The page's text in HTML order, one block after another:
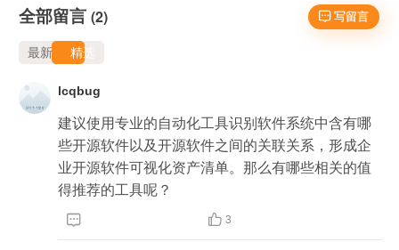
 写留言
全部留言 (2)
最新 精选
lcqbug
建议使用专业的自动化工具识别软件系统中含有哪
些开源软件以及开源软件之间的关联关系，形成企
业开源软件可视化资产清单。那么有哪些相关的值
得推荐的工具呢？
  3